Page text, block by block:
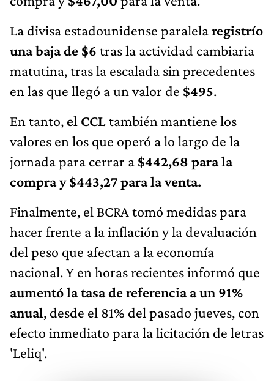
La divisa estadounidense paralela
una baja de $6 tras la actividad cambiaria
matutina, tras la escalada sin precedentes
en las que llegó a un valor de
$495
el CCL
también mantiene los
valores en los que operó a lo largo de la
jornada para cerrar a $442,68 para la
compra y $443,27 para la venta.
Finalmente, el BCRA tomó medidas para
hacer frente a la inflación y la devaluación
del peso que afectan a la economía
nacional. Y en horas recientes informó que
aumentó la tasa de referencia a un 91%
anual , desde el 81% del pasado jueves, con
efecto inmediato para la licitación de letras
'Leliq'.